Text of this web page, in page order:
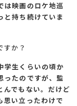
は映画のロケ地巡
と持ち続けていま
すか？
学生くらいの頃か
ったのですが、監
んでもない。だけど
い立ったわけで